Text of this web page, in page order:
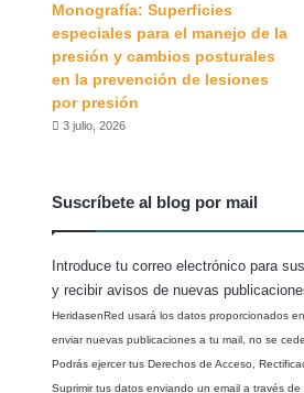
Monografía: Superficies
especiales para el manejo de la
presión y cambios posturales
en la prevención de lesiones
por presión
3 julio, 2026
Suscríbete al blog por mail
Introduce tu correo electrónico para
y recibir avisos de nuevas
HeridasenRed usará los datos proporcionados
enviar nuevas publicaciones a tu mail, no se
Podrás ejercer tus Derechos de Acceso,
Suprimir tus datos enviando un email a través